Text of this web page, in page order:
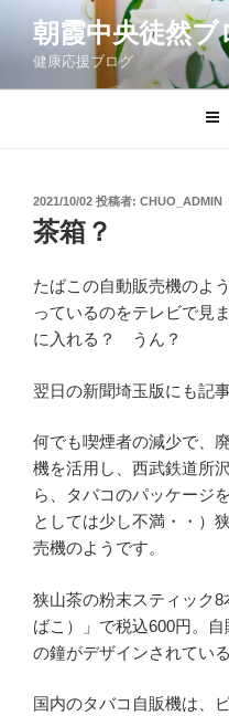
ン
朝霞中央徒然ブ
健康応援ブログ
投
稿
日:
2021/10/02 投稿者: CHUO_ADMIN
茶箱？
たばこの自動販売機のよ
っているのをテレビで見
に入れる？ うん？
翌日の新聞埼玉版にも記
何でも喫煙者の減少で、
機を活用し、西武鉄道所
ら、タバコのパッケージ
としては少し不満・・）
売機のようです。
狭山茶の粉末スティック
ばこ）」で税込600円。
の鐘がデザインされている
国内のタバコ自販機は、